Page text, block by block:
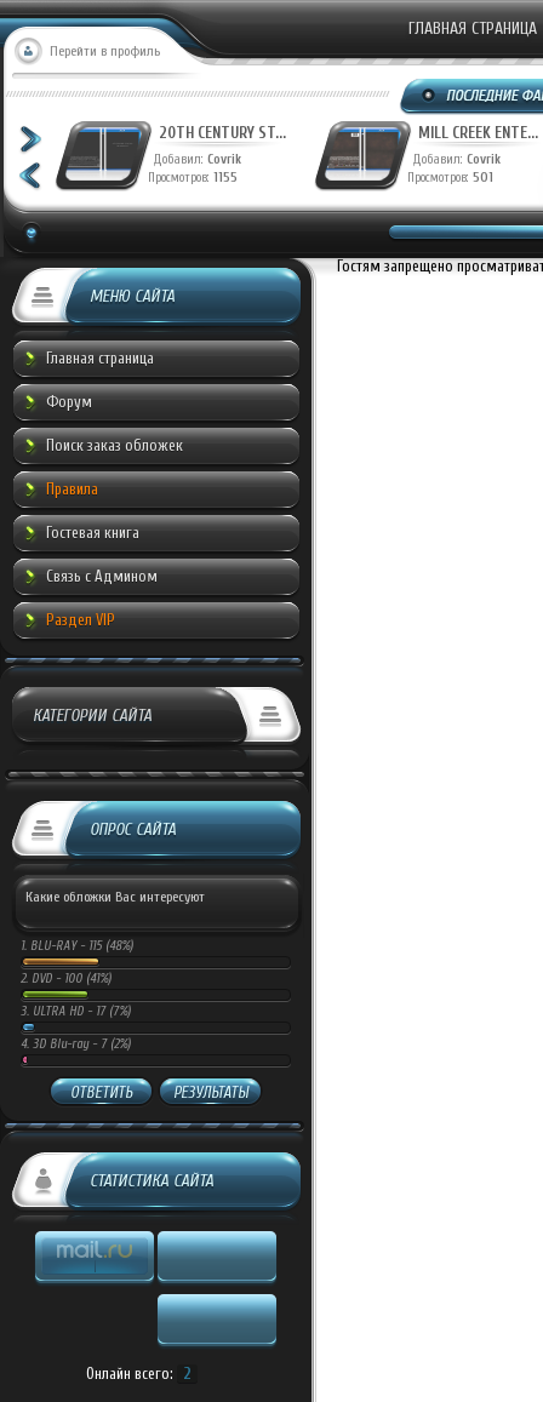
Перейти в профиль
ГЛАВНАЯ СТРАНИЦА
20TH CENTURY ST...
Добавил: Covrik
Просмотров: 1155
MILL CREEK ENTE...
Добавил: Covrik
Просмотров: 501
МЕНЮ САЙТА
Главная страница
Форум
Поиск заказ обложек
Правила
Гостевая книга
Связь с Админом
Раздел VIP
КАТЕГОРИИ САЙТА
ОПРОС САЙТА
Какие обложки Вас интересуют
1. BLU-RAY - 115 (48%)
2. DVD - 100 (41%)
3. ULTRA HD - 17 (7%)
4. 3D Blu-ray - 7 (2%)
ОТВЕТИТЬ РЕЗУЛЬТАТЫ
СТАТИСТИКА САЙТА
Онлайн всего: 2
Гостям запрещено